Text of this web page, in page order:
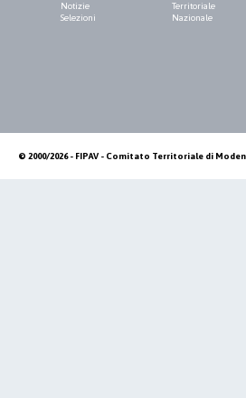
Notizie
Selezioni
Territoriale
Nazionale
© 2000/2026 - FIPAV - Comitato Territoriale di